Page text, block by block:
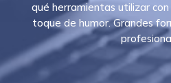
qué herramientas utilizar
toque de humor. Grandes